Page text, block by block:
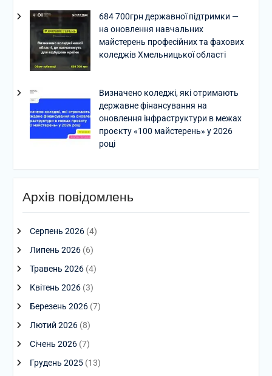
684 700грн державної підтримки —
на оновлення навчальних
майстерень професійних та фахових
коледжів Хмельницької області
Визначено коледжі, які отримають
державне фінансування на
оновлення інфраструктури в межах
проєкту «100 майстерень» у 2026
році
Архів повідомлень
Серпень 2026(4)
Липень 2026(6)
Травень 2026(4)
Квітень 2026(3)
Березень 2026(7)
Лютий 2026(8)
Січень 2026(7)
Грудень 2025(13)